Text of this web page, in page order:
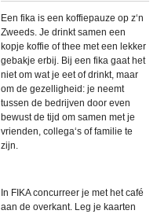
Een fika is een koffiepauze op z‘n
Zweeds. Je drinkt samen een
kopje koffie of thee met een lekker
gebakje erbij. Bij een fika gaat het
niet om wat je eet of drinkt, maar
om de gezelligheid: je neemt
tussen de bedrijven door even
bewust de tijd om samen met je
vrienden, collega‘s of familie te
zijn.
In FIKA concurreer je met het café
aan de overkant. Leg je kaarten